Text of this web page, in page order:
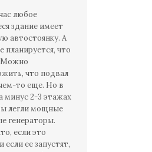
любое
здание имеет
автостоянку. А
планируется, что
Можно
что подвал
то еще. Но в
минус 2-3 этажах
легли мощные
генераторы.
если это
если ее запустят,